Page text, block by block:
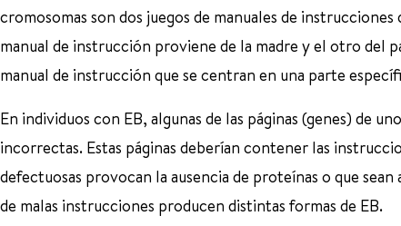
cromosomas son dos juegos de manuales de
manual de instrucción proviene de la madre y el otro del
manual de instrucción que se centran en una parte
En individuos con EB, algunas de las páginas (genes) de
incorrectas. Estas páginas deberían contener las
defectuosas provocan la ausencia de proteínas o que
de malas instrucciones producen distintas formas de EB.